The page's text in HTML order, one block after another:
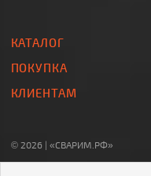
КАТАЛОГ
ПОКУПКА
КЛИЕНТАМ
© 2026 | «СВАРИМ.РФ»